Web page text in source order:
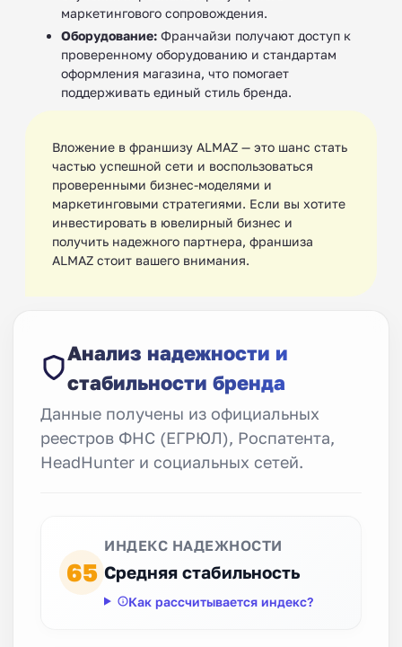
маркетингового сопровождения.
Оборудование: Франчайзи получают доступ к
проверенному оборудованию и стандартам
оформления магазина, что помогает
поддерживать единый стиль бренда.
Вложение в франшизу ALMAZ — это шанс стать
частью успешной сети и воспользоваться
проверенными бизнес-моделями и
маркетинговыми стратегиями. Если вы хотите
инвестировать в ювелирный бизнес и
получить надежного партнера, франшиза
ALMAZ стоит вашего внимания.
Анализ надежности и
стабильности бренда
Данные получены из официальных
реестров ФНС (ЕГРЮЛ), Роспатента,
HeadHunter и социальных сетей.
65
ИНДЕКС НАДЕЖНОСТИ
Средняя стабильность
Как рассчитывается индекс?